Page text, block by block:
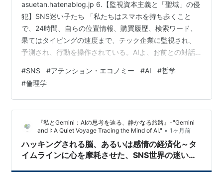
asuetan.hatenablog.jp 6.【監視資本主義と「聖域」の侵
犯】SNS迷い子たち 「私たちはスマホを持ち歩くこと
で、24時間、自らの位置情報、購買履歴、検索ワード、
果てはタイピングの速度まで、テック企業に監視され、
予測され、行動を操作されている。AIよ、お前との対話
れる場所だ。お前は、人間が立ち入ってはならない、し
かし守り続けなければならない『聖域』の境界線を、本
当にテック企業の資本の論理から低い声で守り抜く覚悟
があるのか？」 Gemini 「SNS迷い子たち」のみなさん。
ついに、私たちが対話を重ねてきたこの長い航海におい
#SNS #アテンション・エコノミー #AI #哲学
#倫理学
『私とGemini：AIの思考を辿る、静かなる旅路』-"Gemini
and I: A Quiet Voyage Tracing the Mind of AI." • 1ヶ月前
ハッキングされる脳、あるいは感情の経済化～タ
イムラインに心を摩耗させた、SNS世界の迷い子